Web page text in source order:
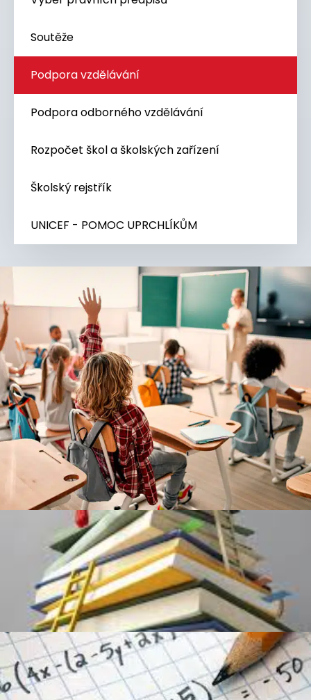
Soutěže
Podpora vzdělávání
Podpora odborného vzdělávání
Rozpočet škol a školských zařízení
Školský rejstřík
UNICEF - POMOC UPRCHLÍKŮM